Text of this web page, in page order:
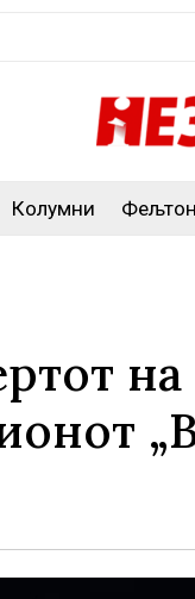
Колумни Фељтон
на